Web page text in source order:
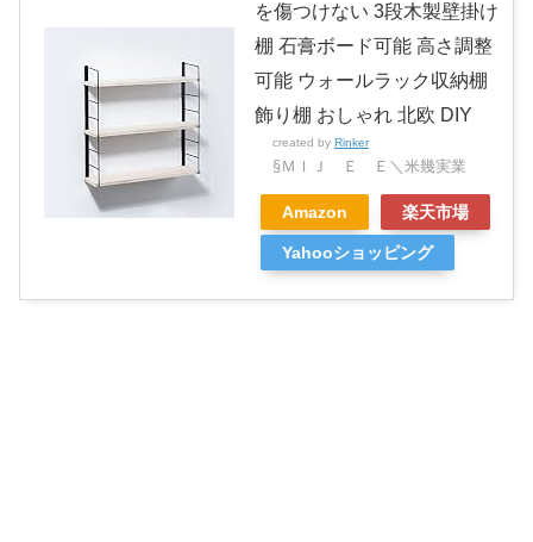
を傷つけない 3段木製壁掛け
棚 石膏ボード可能 高さ調整
可能 ウォールラック収納棚
飾り棚 おしゃれ 北欧 DIY
created by Rinker
§ＭＩＪ Ｅ Ｅ＼米幾実業
Amazon 楽天市場
Yahooショッピング